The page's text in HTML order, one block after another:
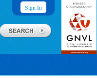
Sign In